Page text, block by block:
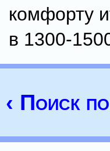
комфорту
в 1300-
‹ Поиск